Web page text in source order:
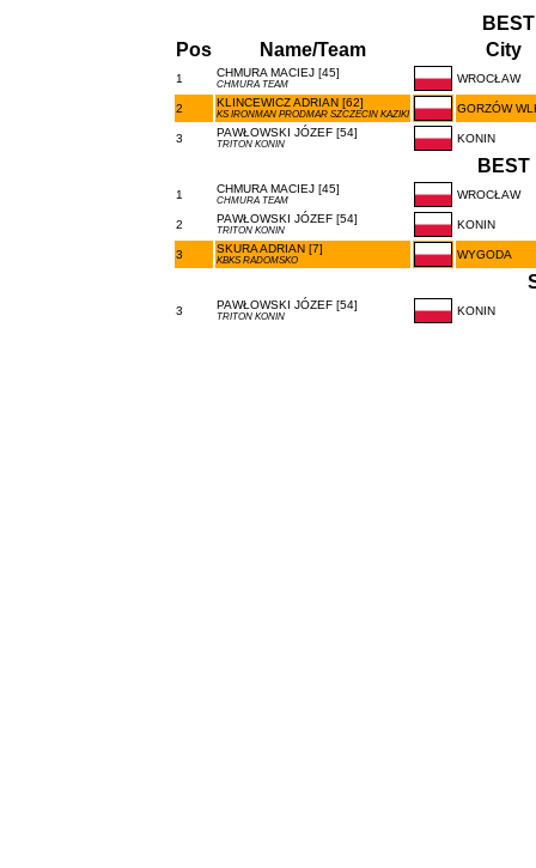
Pos
Name/Team City
1 CHMURA MACIEJ [45]
CHMURA TEAM WROCŁAW
2 KLINCEWICZ ADRIAN [62]
KS IRONMAN PRODMAR SZCZECIN KAZIKI GORZÓW
3 PAWŁOWSKI JÓZEF [54]
TRITON KONIN KONIN
BEST
1 CHMURA MACIEJ [45]
CHMURA TEAM WROCŁAW
2 PAWŁOWSKI JÓZEF [54]
TRITON KONIN KONIN
3 SKURA ADRIAN [7]
KBKS RADOMSKO WYGODA
3 PAWŁOWSKI JÓZEF [54]
TRITON KONIN KONIN